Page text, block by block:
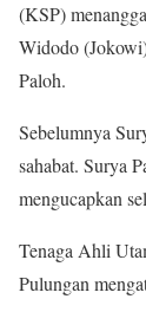
(KSP)
Widodo
Paloh.
Sebelumnya
sahabat. Surya
mengucapkan
Tenaga Ahli
Pulungan